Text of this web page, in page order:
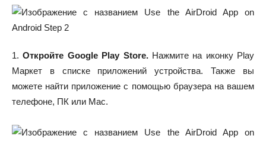
1.Откройте Google Play Store.Нажмите на иконку Play
Маркет в списке приложений устройства. Также вы
можете найти приложение с помощью браузера на вашем
телефоне, ПК или Mac.